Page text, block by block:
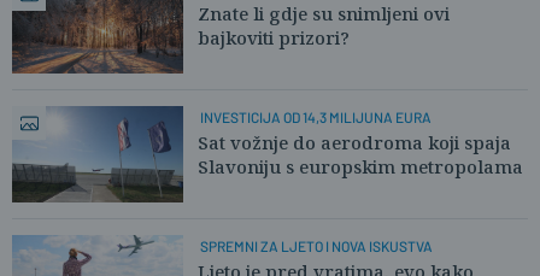
Znate li gdje su snimljeni ovi
bajkoviti prizori?
INVESTICIJA OD 14,3 MILIJUNA EURA
Sat vožnje do aerodroma koji spaja
Slavoniju s europskim metropolama
SPREMNI ZA LJETO I NOVA ISKUSTVA
Ljeto je pred vratima, evo kako